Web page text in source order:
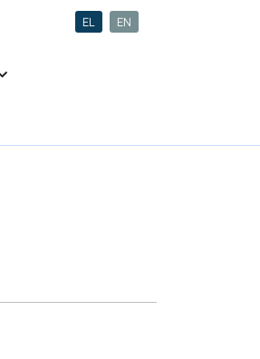
EL EN